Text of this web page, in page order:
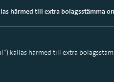
härmed till extra bolagsstämma
kallas härmed till extra